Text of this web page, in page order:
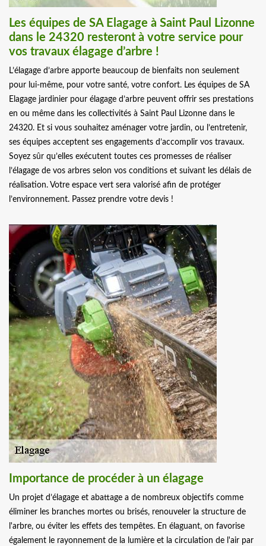
Les équipes de SA Elagage à Saint Paul Lizonne
dans le 24320 resteront à votre service pour
vos travaux élagage d’arbre !
L’élagage d’arbre apporte beaucoup de bienfaits non seulement
pour lui-même, pour votre santé, votre confort. Les équipes de SA
Elagage jardinier pour élagage d’arbre peuvent offrir ses prestations
en ou même dans les collectivités à Saint Paul Lizonne dans le
24320. Et si vous souhaitez aménager votre jardin, ou l’entretenir,
ses équipes acceptent ses engagements d’accomplir vos travaux.
Soyez sûr qu’elles exécutent toutes ces promesses de réaliser
l’élagage de vos arbres selon vos conditions et suivant les délais de
réalisation. Votre espace vert sera valorisé afin de protéger
l’environnement. Passez prendre votre devis !
Importance de procéder à un élagage
Un projet d’élagage et abattage a de nombreux objectifs comme
éliminer les branches mortes ou brisés, renouveler la structure de
l'arbre, ou éviter les effets des tempêtes. En élaguant, on favorise
également le rayonnement de la lumière et la circulation de l'air par